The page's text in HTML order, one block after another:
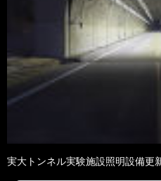
実大トンネル実験施設照明設備更